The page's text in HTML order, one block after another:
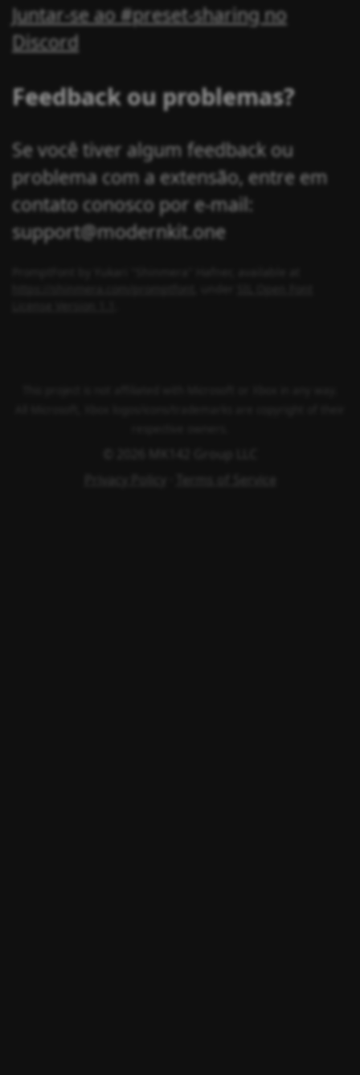
Juntar-se ao #preset-sharing no
Discord
Feedback ou problemas?
Se você tiver algum feedback ou
problema com a extensão, entre em
contato conosco por e-mail:
support@modernkit.one